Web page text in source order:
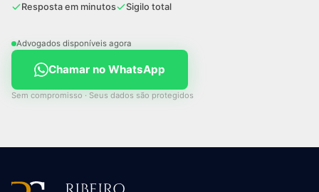
Resposta em minutos Sigilo total
Advogados disponíveis agora
Chamar no WhatsApp
Sem compromisso · Seus dados são protegidos